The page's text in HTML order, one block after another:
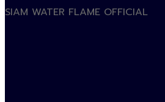
SIAM WATER FLAME OFFICIAL